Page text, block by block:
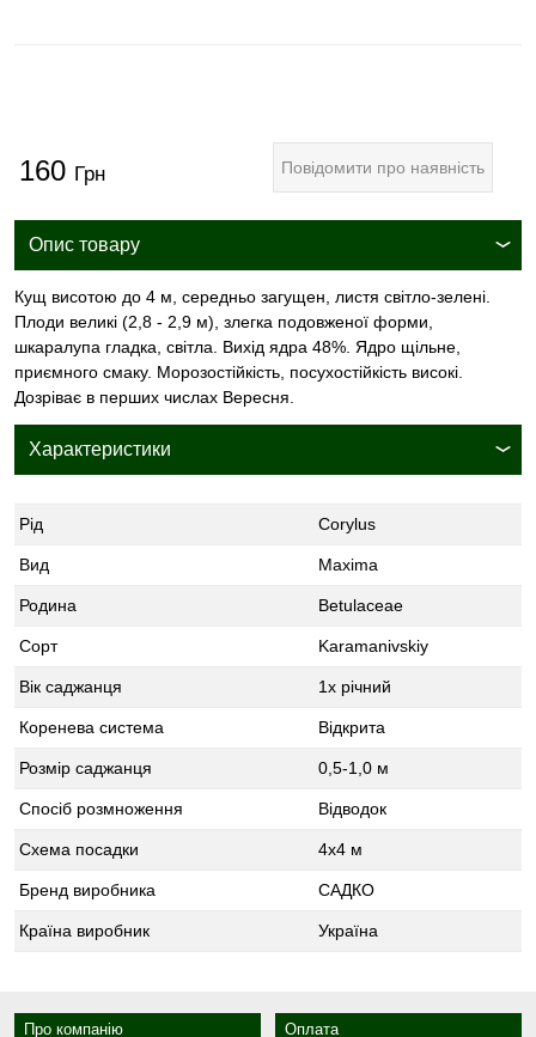
160 Грн Повідомити про наявність
Опис товару
Кущ висотою до 4 м, середньо загущен, листя світло-зелені.
Плоди великі (2,8 - 2,9 м), злегка подовженої форми,
шкаралупа гладка, світла. Вихід ядра 48%. Ядро щільне,
приємного смаку. Морозостійкість, посухостійкість високі.
Дозріває в перших числах Вересня.
Характеристики
Рід Corylus
Вид Maxima
Родина Betulaceae
Сорт Karamanivskiy
Вік саджанця 1х річний
Коренева система Відкрита
Розмір саджанця 0,5-1,0 м
Спосіб розмноження Відводок
Схема посадки 4x4 м
Бренд виробника САДКО
Країна виробник Україна
Про компанію Оплата